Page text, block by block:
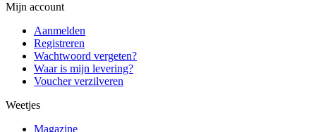
Mijn account
Aanmelden
Registreren
Wachtwoord vergeten?
Waar is mijn levering?
Voucher verzilveren
Weetjes
Magazine